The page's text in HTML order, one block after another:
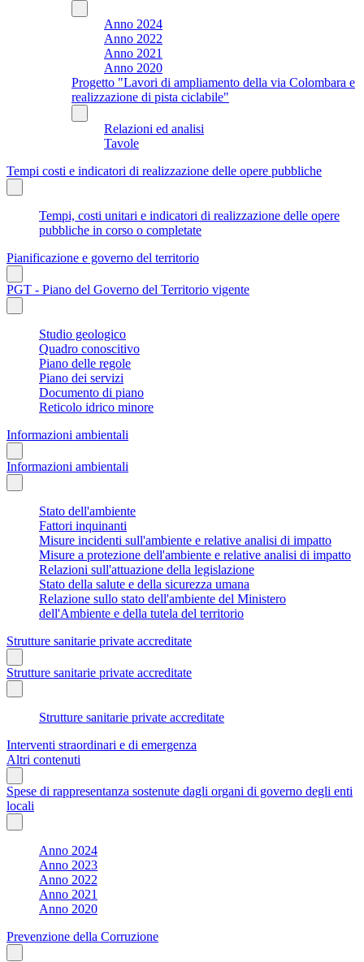
Anno 2024
Anno 2022
Anno 2021
Anno 2020
Progetto "Lavori di ampliamento della via Colombara e
realizzazione di pista ciclabile"
Relazioni ed analisi
Tavole
Tempi costi e indicatori di realizzazione delle opere pubbliche
Tempi, costi unitari e indicatori di realizzazione delle opere
pubbliche in corso o completate
Pianificazione e governo del territorio
PGT - Piano del Governo del Territorio vigente
Studio geologico
Quadro conoscitivo
Piano delle regole
Piano dei servizi
Documento di piano
Reticolo idrico minore
Informazioni ambientali
Informazioni ambientali
Stato dell'ambiente
Fattori inquinanti
Misure incidenti sull'ambiente e relative analisi di impatto
Misure a protezione dell'ambiente e relative analisi di impatto
Relazioni sull'attuazione della legislazione
Stato della salute e della sicurezza umana
Relazione sullo stato dell'ambiente del Ministero
dell'Ambiente e della tutela del territorio
Strutture sanitarie private accreditate
Strutture sanitarie private accreditate
Strutture sanitarie private accreditate
Interventi straordinari e di emergenza
Altri contenuti
Spese di rappresentanza sostenute dagli organi di governo degli enti
locali
Anno 2024
Anno 2023
Anno 2022
Anno 2021
Anno 2020
Prevenzione della Corruzione